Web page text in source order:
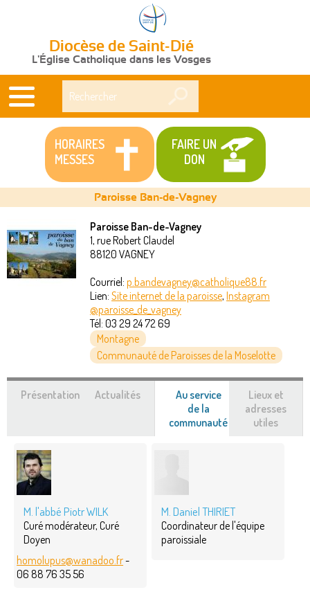
Diocèse de Saint-Dié
L'Église Catholique dans les Vosges
HORAIRES
MESSES
FAIRE UN
DON
Vous
êtes
Paroisse Ban-de-Vagney
Paroisse Ban-de-Vagney
1, rue Robert Claudel
88120 VAGNEY
Courriel: p.bandevagney@catholique88.fr
Lien: Site internet de la paroisse, Instagram
@paroisse_de_vagney
Tél: 03 29 24 72 69
Montagne
Communauté de Paroisses de la Moselotte
Présentation Actualités
Au service
de la
communauté (onglet
Lieux et
adresses
utiles
M. l'abbé Piotr WILK
Curé modérateur, Curé
Doyen
homolupus@wanadoo.fr-
06 88 76 35 56
M. Daniel THIRIET
Coordinateur de l'équipe
paroissiale